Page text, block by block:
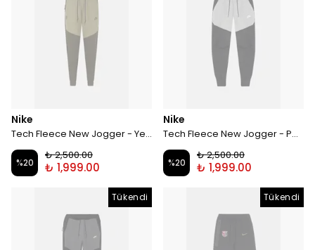
Nike
Tech Fleece New Jogger - Yeşil/Haki
%20
₺ 2,500.00
₺ 1,999.00
Nike
Tech Fleece New Jogger - Panda
%20
₺ 2,500.00
₺ 1,999.00
Tükendi Tükendi